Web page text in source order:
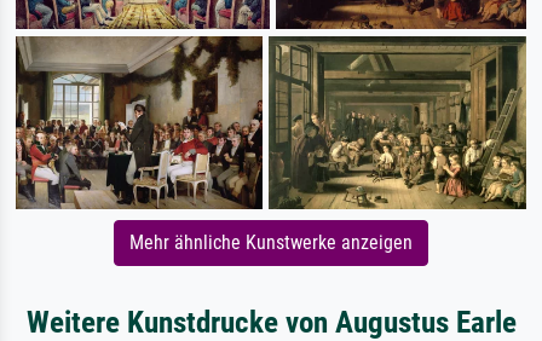
Mehr ähnliche Kunstwerke anzeigen
Weitere Kunstdrucke von Augustus Earle